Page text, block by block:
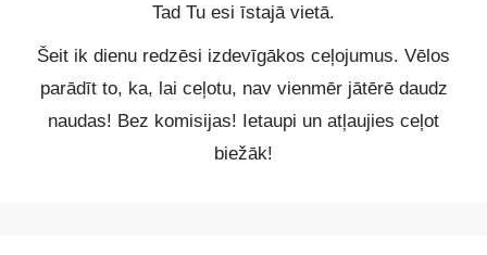
Tad Tu esi īstajā vietā.
Šeit ik dienu redzēsi izdevīgākos ceļojumus. Vēlos
parādīt to, ka, lai ceļotu, nav vienmēr jātērē daudz
naudas! Bez komisijas! Ietaupi un atļaujies ceļot
biežāk!